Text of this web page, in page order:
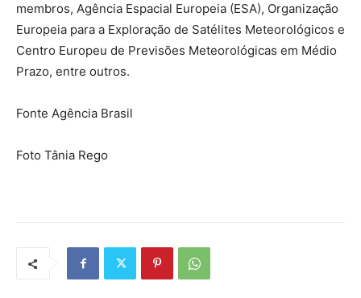
membros, Agência Espacial Europeia (ESA), Organização
Europeia para a Exploração de Satélites Meteorológicos e
Centro Europeu de Previsões Meteorológicas em Médio
Prazo, entre outros.
Fonte Agência Brasil
Foto Tânia Rego